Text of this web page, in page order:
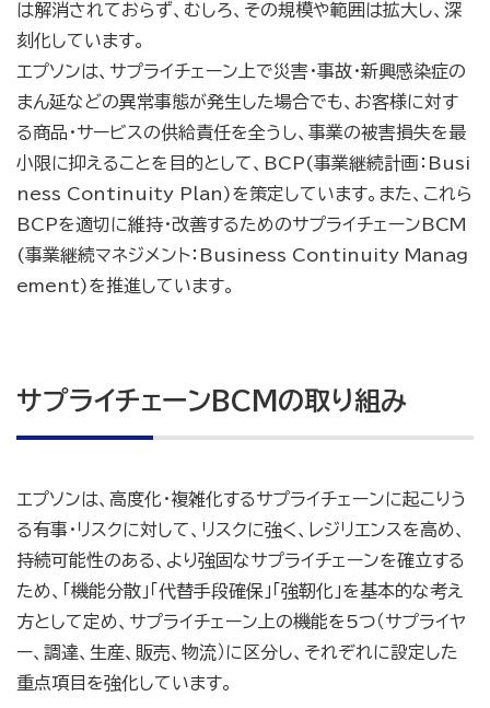
は解消されておらず、むしろ、その規模や範囲は拡大し、深
刻化しています。
エプソンは、サプライチェーン上で災害・事故・新興感染症の
まん延などの異常事態が発生した場合でも、お客様に対す
る商品・サービスの供給責任を全うし、事業の被害損失を最
小限に抑えることを目的として、BCP(事業継続計画：Busi
ness Continuity Plan)を策定しています。また、これら
BCPを適切に維持・改善するためのサプライチェーンBCM
(事業継続マネジメント：Business Continuity Manag
ement)を推進しています。
サプライチェーンBCMの取り組み
エプソンは、高度化・複雑化するサプライチェーンに起こりう
る有事・リスクに対して、リスクに強く、レジリエンスを高め、
持続可能性のある、より強固なサプライチェーンを確立する
ため、「機能分散」「代替手段確保」「強靭化」を基本的な考え
方として定め、サプライチェーン上の機能を5つ（サプライヤ
ー、調達、生産、販売、物流）に区分し、それぞれに設定した
重点項目を強化しています。